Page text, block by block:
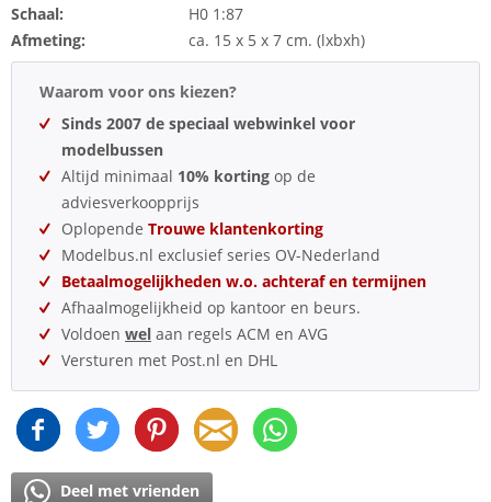
Schaal:
H0 1:87
Afmeting:
ca. 15 x 5 x 7 cm. (lxbxh)
Waarom voor ons kiezen?
Sinds 2007 de speciaal webwinkel voor
modelbussen
Altijd minimaal 10% korting op de
adviesverkoopprijs
Oplopende Trouwe klantenkorting
Modelbus.nl exclusief series OV-Nederland
Betaalmogelijkheden w.o. achteraf en termijnen
Afhaalmogelijkheid op kantoor en beurs.
Voldoen wel aan regels ACM en AVG
Versturen met Post.nl en DHL
Deel met vrienden